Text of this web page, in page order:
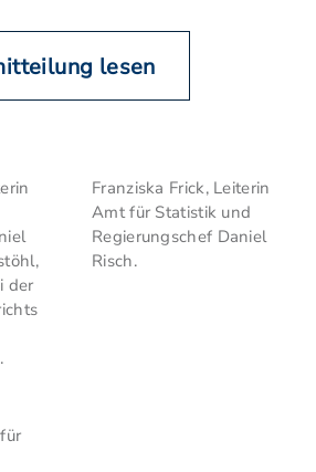
lesen
der
Franziska Frick, Leiterin
Amt für Statistik und
Regierungschef Daniel
Risch.